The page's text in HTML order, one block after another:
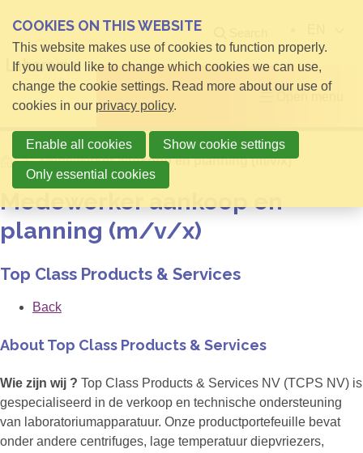
HomeMedewerker aankoop en planning (m/v/x)
Medewerker aankoop en
planning (m/v/x)
Top Class Products & Services
Back
About Top Class Products & Services
Wie zijn wij ? Top Class Products & Services NV (TCPS NV) is
gespecialiseerd in de verkoop en technische ondersteuning
van laboratoriumapparatuur. Onze productportefeuille bevat
onder andere centrifuges, lage temperatuur diepvriezers,
COOKIES ON THIS WEBSITE
This website makes use of cookies to function properly.
If you would like to change which cookies we can use,
change the cookie settings. Read more about our use of
cookies in our privacy policy.
Enable all cookies Show cookie settings
Only essential cookies